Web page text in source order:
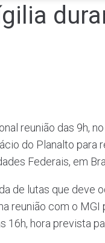
reunião das 9h,
do Planalto para
Federais, em
de lutas que deve
reunião com o MGI
hora prevista